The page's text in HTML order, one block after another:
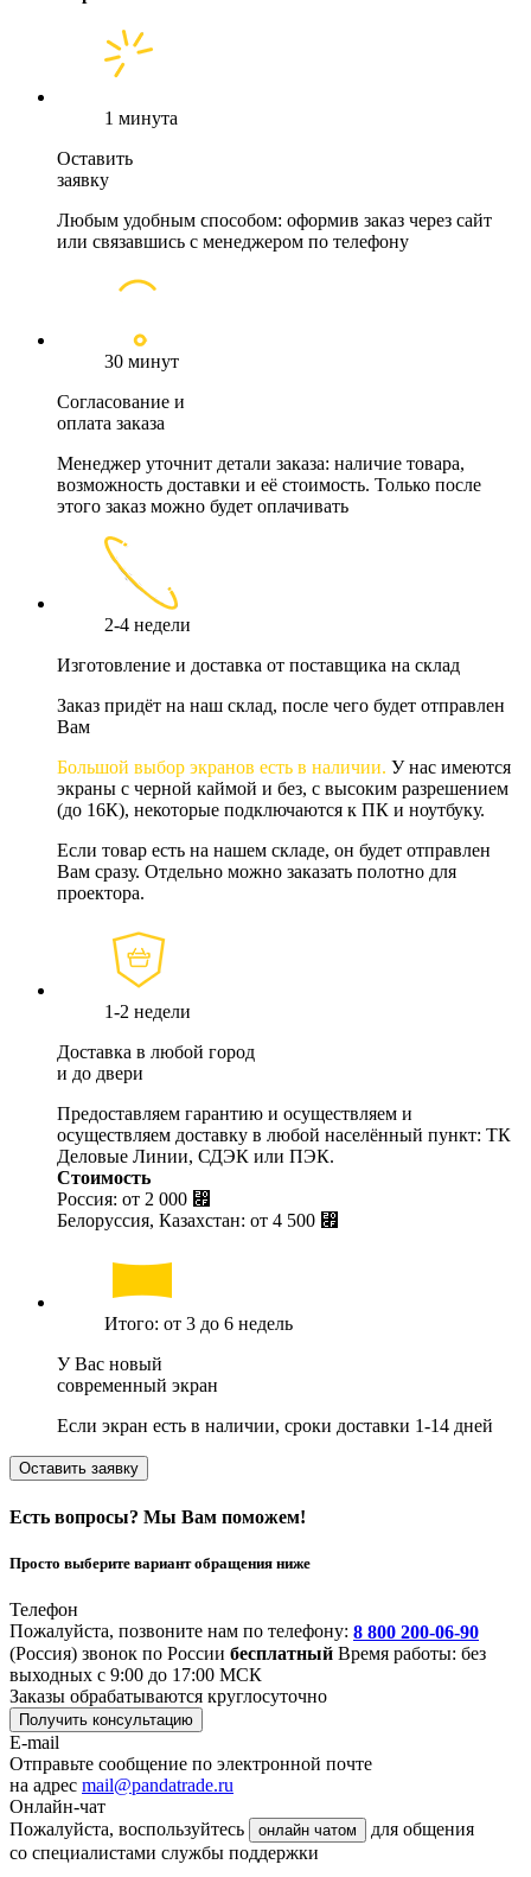
1 минута
Оставить
заявку
Любым удобным способом: оформив заказ через сайт
или связавшись с менеджером по телефону
30 минут
Согласование и
оплата заказа
Менеджер уточнит детали заказа: наличие товара,
возможность доставки и её стоимость. Только после
этого заказ можно будет оплачивать
2-4 недели
Изготовление и доставка от поставщика на склад
Заказ придёт на наш склад, после чего будет отправлен
Вам
Большой выбор экранов есть в наличии. У нас имеются
экраны с черной каймой и без, с высоким разрешением
(до 16К), некоторые подключаются к ПК и ноутбуку.
Если товар есть на нашем складе, он будет отправлен
Вам сразу. Отдельно можно заказать полотно для
проектора.
1-2 недели
Доставка в любой город
и до двери
Предоставляем гарантию и осуществляем и
осуществляем доставку в любой населённый пункт: ТК
Деловые Линии, СДЭК или ПЭК.
Стоимость
Россия: от 2 000 ⃏
Белоруссия, Казахстан: от 4 500 ⃏
Итого: от 3 до 6 недель
У Вас новый
современный экран
Если экран есть в наличии, сроки доставки 1-14 дней
Оставить заявку
Есть вопросы? Мы Вам поможем!
Просто выберите вариант обращения ниже
Телефон
Пожалуйста, позвоните нам по телефону: 8 800 200-06-90
(Россия) звонок по России бесплатный Время работы: без
выходных с 9:00 до 17:00 МСК
Заказы обрабатываются круглосуточно
Получить консультацию
E-mail
Отправьте сообщение по электронной почте
на адрес mail@pandatrade.ru
Онлайн-чат
Пожалуйста, воспользуйтесь
онлайн чатом
для общения
со специалистами службы поддержки